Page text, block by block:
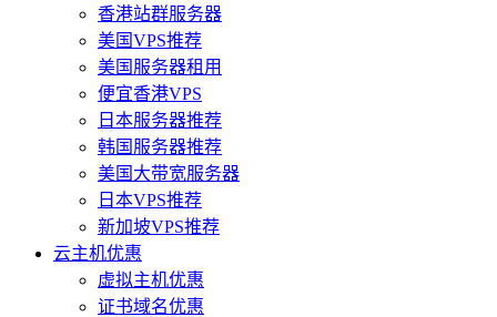
香港站群服务器
美国VPS推荐
美国服务器租用
便宜香港VPS
日本服务器推荐
韩国服务器推荐
美国大带宽服务器
日本VPS推荐
新加坡VPS推荐
云主机优惠
虚拟主机优惠
证书域名优惠